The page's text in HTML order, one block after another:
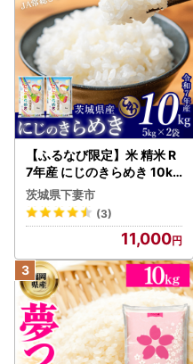
【ふるなび限定】米 精米 R
7年産 にじのきらめき 10kg
10月 FN-Limited-PR
茨城県下妻市
(3)
11,000